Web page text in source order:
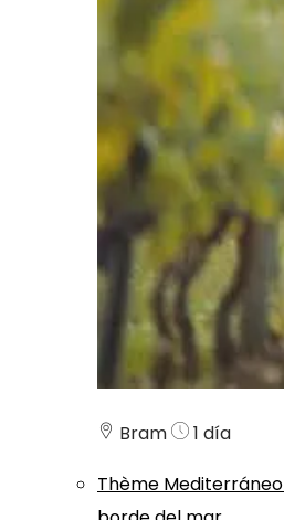
Bram
1 día
Thème Mediterráneo